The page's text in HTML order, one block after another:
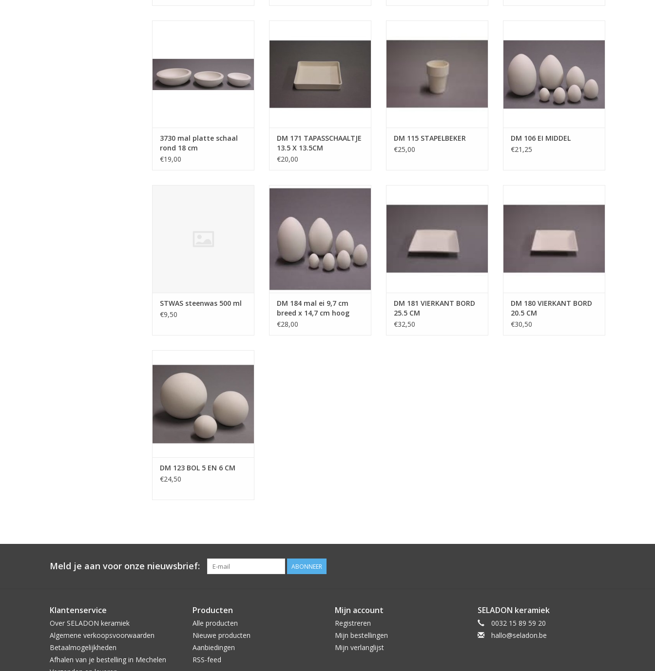
3730 mal platte schaal
rond 18 cm
€19,00
DM 171 TAPASSCHAALTJE
13.5 X 13.5CM
€20,00
DM 115 STAPELBEKER
€25,00
TOEVOEGEN AAN WINKELWAGEN
DM 106 EI MIDDEL
€21,25
STWAS steenwas 500 ml
€9,50
DUTCH MOLDS DM 184 mal ei 9,7
TOEVOEGEN AAN WINKELWAGEN
DM 184 mal ei 9,7 cm
breed x 14,7 cm hoog
€28,00
DM 181 VIERKANT BORD
25.5 CM
€32,50
DM 180 VIERKANT BORD
20.5 CM
€30,50
6 CM
TOEVOEGEN AAN WINKELWAGEN
DM 123 BOL 5 EN 6 CM
€24,50
Meld je aan voor onze nieuwsbrief: ABONNEER
Klantenservice
Over SELADON keramiek
Algemene verkoopsvoorwaarden
Betaalmogelijkheden
Afhalen van je bestelling in Mechelen
Producten
Alle producten
Nieuwe producten
Aanbiedingen
RSS-feed
Mijn account
Registreren
Mijn bestellingen
Mijn verlanglijst
SELADON keramiek
0032 15 89 59 20
hallo@seladon.be